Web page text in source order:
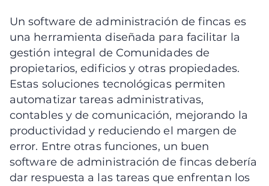
Un software de administración de fincas es
una herramienta diseñada para facilitar la
gestión integral de Comunidades de
propietarios, edificios y otras propiedades.
Estas soluciones tecnológicas permiten
automatizar tareas administrativas,
contables y de comunicación, mejorando la
productividad y reduciendo el margen de
error. Entre otras funciones, un buen
software de administración de fincas debería
dar respuesta a las tareas que enfrentan los